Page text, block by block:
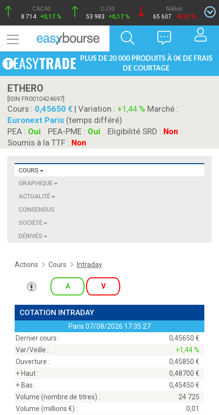
CAC40
8 714 +0,17 %
DJ30
53 983
+0,17 %
Nikkei
65 607
-0,12 %
PLUS DE 20 000 PRODUITS À 0€ DE FRAIS
DE COURTAGE
ETHERO
[ISIN FR0010424697]
Cours : 0,45650 | Variation : +1,44 % Marché :
Euronext Paris (temps différé)
PEA : Oui PEA-PME : Oui Eligibilité SRD : Non
Soumis à la TTF : Non
COURS
GRAPHIQUE
ACTUALITÉ
CONSENSUS
SOCIÉTÉ
DÉRIVÉS
Actions Cours Intraday
A V
COTATION INTRADAY
Paris 07/08/2026 17:35:27
Dernier cours :
0,45650
Var/Veille :
+1,44 %
Ouverture :
0,45850
+ Haut :
0,48700
+ Bas :
0,45450
Volume (nombre de titres) :
24 725
Volume (millions
) :
0,01